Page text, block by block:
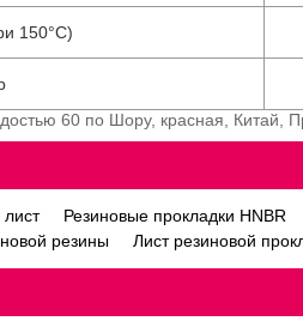
150°C)
60 по Шору, красная, Китай,
Резиновые прокладки HNBR
резины Лист резиновой